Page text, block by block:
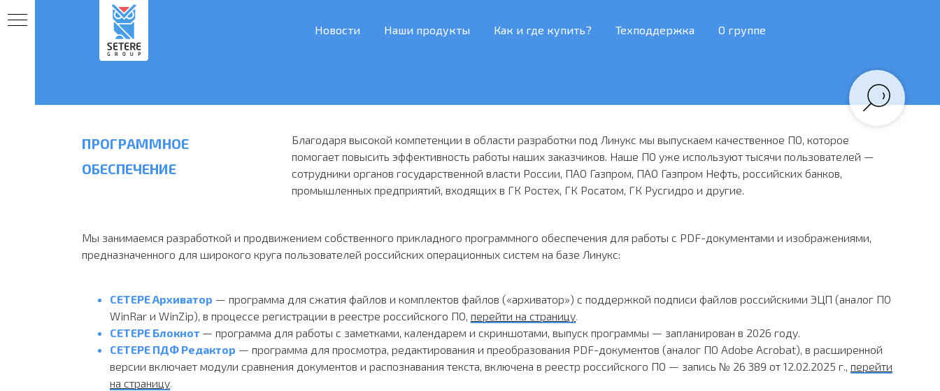
Новости Наши продукты Как и где купить? Техподдержка О группе
ПРОГРАММНОЕ
ОБЕСПЕЧЕНИЕ
Благодаря высокой компетенции в области разработки под Линукс мы выпускаем качественное ПО, которое
помогает повысить эффективность работы наших заказчиков. Наше ПО уже используют тысячи пользователей —
сотрудники органов государственной власти России, ПАО Газпром, ПАО Газпром Нефть, российских банков,
промышленных предприятий, входящих в ГК Ростех, ГК Росатом, ГК Русгидро и другие.
Мы занимаемся разработкой и продвижением собственного прикладного программного обеспечения для работы с PDF-документами и изображениями,
предназначенного для широкого круга пользователей российских операционных систем на базе Линукс:
СЕТЕРЕ Архиватор — программа для сжатия файлов и комплектов файлов («архиватор») с поддержкой подписи файлов российскими ЭЦП (аналог ПО
WinRar и WinZip), в процессе регистрации в реестре российского ПО, перейти на страницу.
СЕТЕРЕ Блокнот — программа для работы с заметками, календарем и скриншотами, выпуск программы — запланирован в 2026 году.
СЕТЕРЕ ПДФ Редактор — программа для просмотра, редактирования и преобразования PDF-документов (аналог ПО Adobe Acrobat), в расширенной
версии включает модули сравнения документов и распознавания текста, включена в реестр российского ПО — запись № 26 389 от 12.02.2025 г., перейти
на страницу.